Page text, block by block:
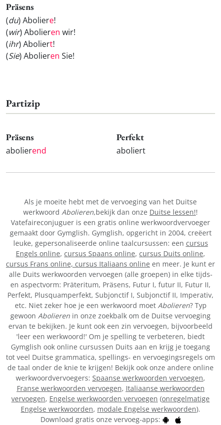
Präsens
(du) Aboliere!
(wir) Abolieren wir!
(ihr) Aboliert!
(Sie) Abolieren Sie!
Partizip
Präsens
abolierend
Perfekt
aboliert
Als je moeite hebt met de vervoeging van het Duitse
werkwoord Abolieren,bekijk dan onze Duitse lessen!!
Vatefaireconjuguer is een gratis online werkwoordvervoeger
gemaakt door Gymglish. Gymglish, opgericht in 2004, creëert
leuke, gepersonaliseerde online taalcursussen: een cursus
Engels online, cursus Spaans online, cursus Duits online,
cursus Frans online, cursus Italiaans online en meer. Je kunt er
alle Duits werkwoorden vervoegen (alle groepen) in elke tijds-
en aspectvorm: Präteritum, Präsens, Futur I, futur II, Futur II,
Perfekt, Plusquamperfekt, Subjonctif I, Subjonctif II, Imperativ,
etc. Niet zeker hoe je een werkwoord moet Abolieren? Typ
gewoon Abolieren in onze zoekbalk om de Duitse vervoeging
ervan te bekijken. Je kunt ook een zin vervoegen, bijvoorbeeld
'leer een werkwoord!' Om je spelling te verbeteren, biedt
Gymglish ook online cursussen Duits aan en krijg je toegang
tot veel Duitse grammatica, spellings- en vervoegingsregels om
de taal onder de knie te krijgen! Bekijk ook onze andere online
werkwoordvervoegers: Spaanse werkwoorden vervoegen,
Franse werkwoorden vervoegen, Italiaanse werkwoorden
vervoegen, Engelse werkwoorden vervoegen (onregelmatige
Engelse werkwoorden, modale Engelse werkwoorden).
Download gratis onze vervoeg-apps: